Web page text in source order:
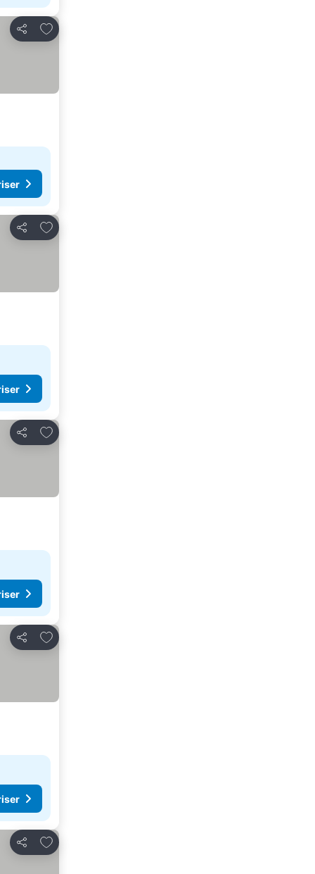
Dela
Lägg till i Mina Favoriter
Dela
Lägg till i Mina Favoriter
Dela
Lägg till i Mina Favoriter
Dela
Lägg till i Mina Favoriter
Dela
Lägg till i Mina Favoriter